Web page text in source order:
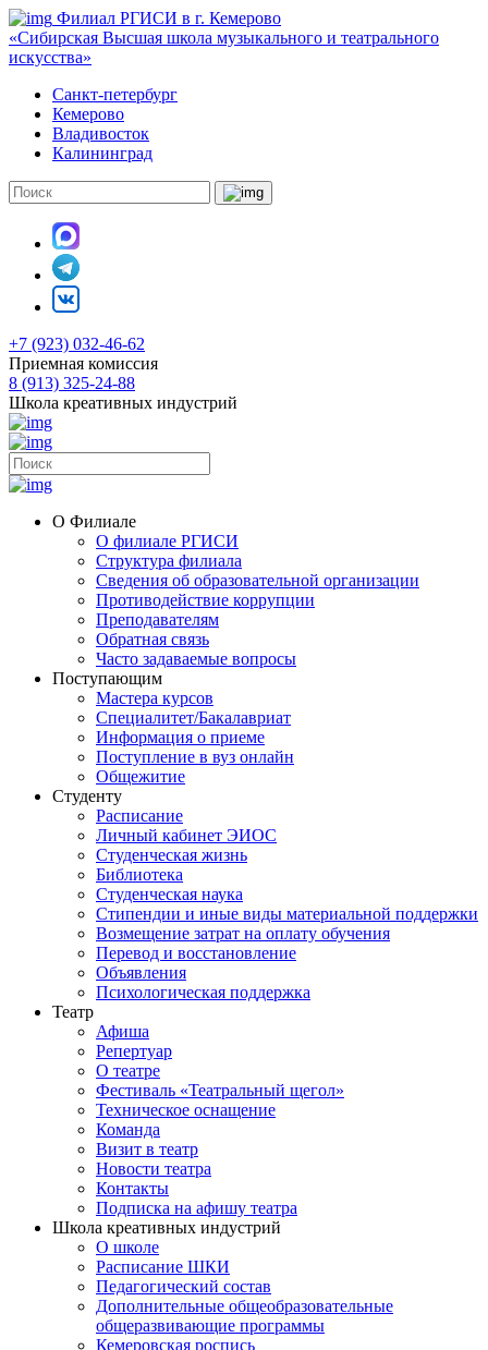
Филиал РГИСИ в г. Кемерово
«Сибирская Высшая школа музыкального и театрального
искусства»
Санкт-петербург
Кемерово
Владивосток
Калининград
+7 (923) 032-46-62
Приемная комиссия
8 (913) 325-24-88
Школа креативных индустрий
О Филиале
О филиале РГИСИ
Структура филиала
Сведения об образовательной организации
Противодействие коррупции
Преподавателям
Обратная связь
Часто задаваемые вопросы
Поступающим
Мастера курсов
Специалитет/Бакалавриат
Информация о приеме
Поступление в вуз онлайн
Общежитие
Студенту
Расписание
Личный кабинет ЭИОС
Студенческая жизнь
Библиотека
Студенческая наука
Стипендии и иные виды материальной поддержки
Возмещение затрат на оплату обучения
Перевод и восстановление
Объявления
Психологическая поддержка
Театр
Афиша
Репертуар
О театре
Фестиваль «Театральный щегол»
Техническое оснащение
Команда
Визит в театр
Новости театра
Контакты
Подписка на афишу театра
Школа креативных индустрий
О школе
Расписание ШКИ
Педагогический состав
Дополнительные общеобразовательные
общеразвивающие программы
Кемеровская роспись